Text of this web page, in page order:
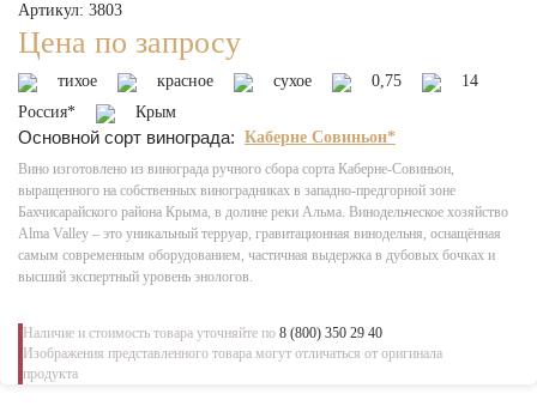
Артикул: 3803
Цена по запросу
тихое красное сухое 0,75
14
Россия*
Крым
Основной сорт винограда: Каберне Совиньон*
Вино изготовлено из винограда ручного сбора сорта Каберне-Совиньон,
выращенного на собственных виноградниках в западно-предгорной зоне
Бахчисарайского района Крыма, в долине реки Альма. Винодельческое хозяйство
Alma Valley – это уникальный терруар, гравитационная винодельня, оснащённая
самым современным оборудованием, частичная выдержка в дубовых бочках и
высший экспертный уровень энологов.
Наличие и стоимость товара уточняйте по 8 (800) 350 29 40
Изображения представленного товара могут отличаться от оригинала
продукта